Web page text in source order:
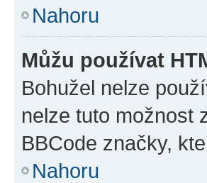
Nahoru
Můžu používat
Bohužel nelze
nelze tuto možnost
BBCode značky,
Nahoru